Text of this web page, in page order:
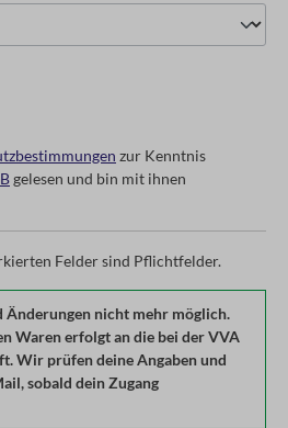
zur Kenntnis
gelesen und bin mit ihnen
Felder sind Pflichtfelder.
Änderungen nicht mehr möglich.
Waren erfolgt an die bei der VVA
Wir prüfen deine Angaben und
sobald dein Zugang